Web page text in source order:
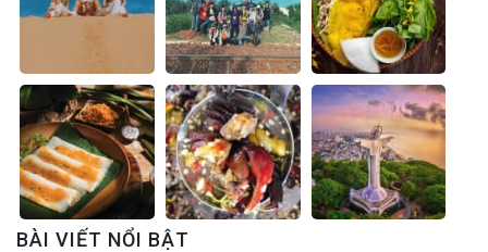
BÀI VIẾT NỔI BẬT